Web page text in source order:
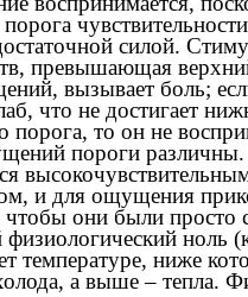
силой.
превышающая
вызывает боль;
что не достигает
порога, то он не
пороги различны.
и для ощущения
чтобы они были просто
ноль
температуре, ниже
а выше – тепла.